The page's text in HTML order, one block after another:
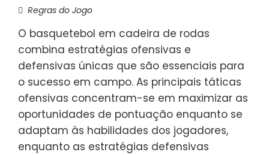
Regras do Jogo
O basquetebol em cadeira de rodas
combina estratégias ofensivas e
defensivas únicas que são essenciais para
o sucesso em campo. As principais táticas
ofensivas concentram-se em maximizar as
oportunidades de pontuação enquanto se
adaptam às habilidades dos jogadores,
enquanto as estratégias defensivas